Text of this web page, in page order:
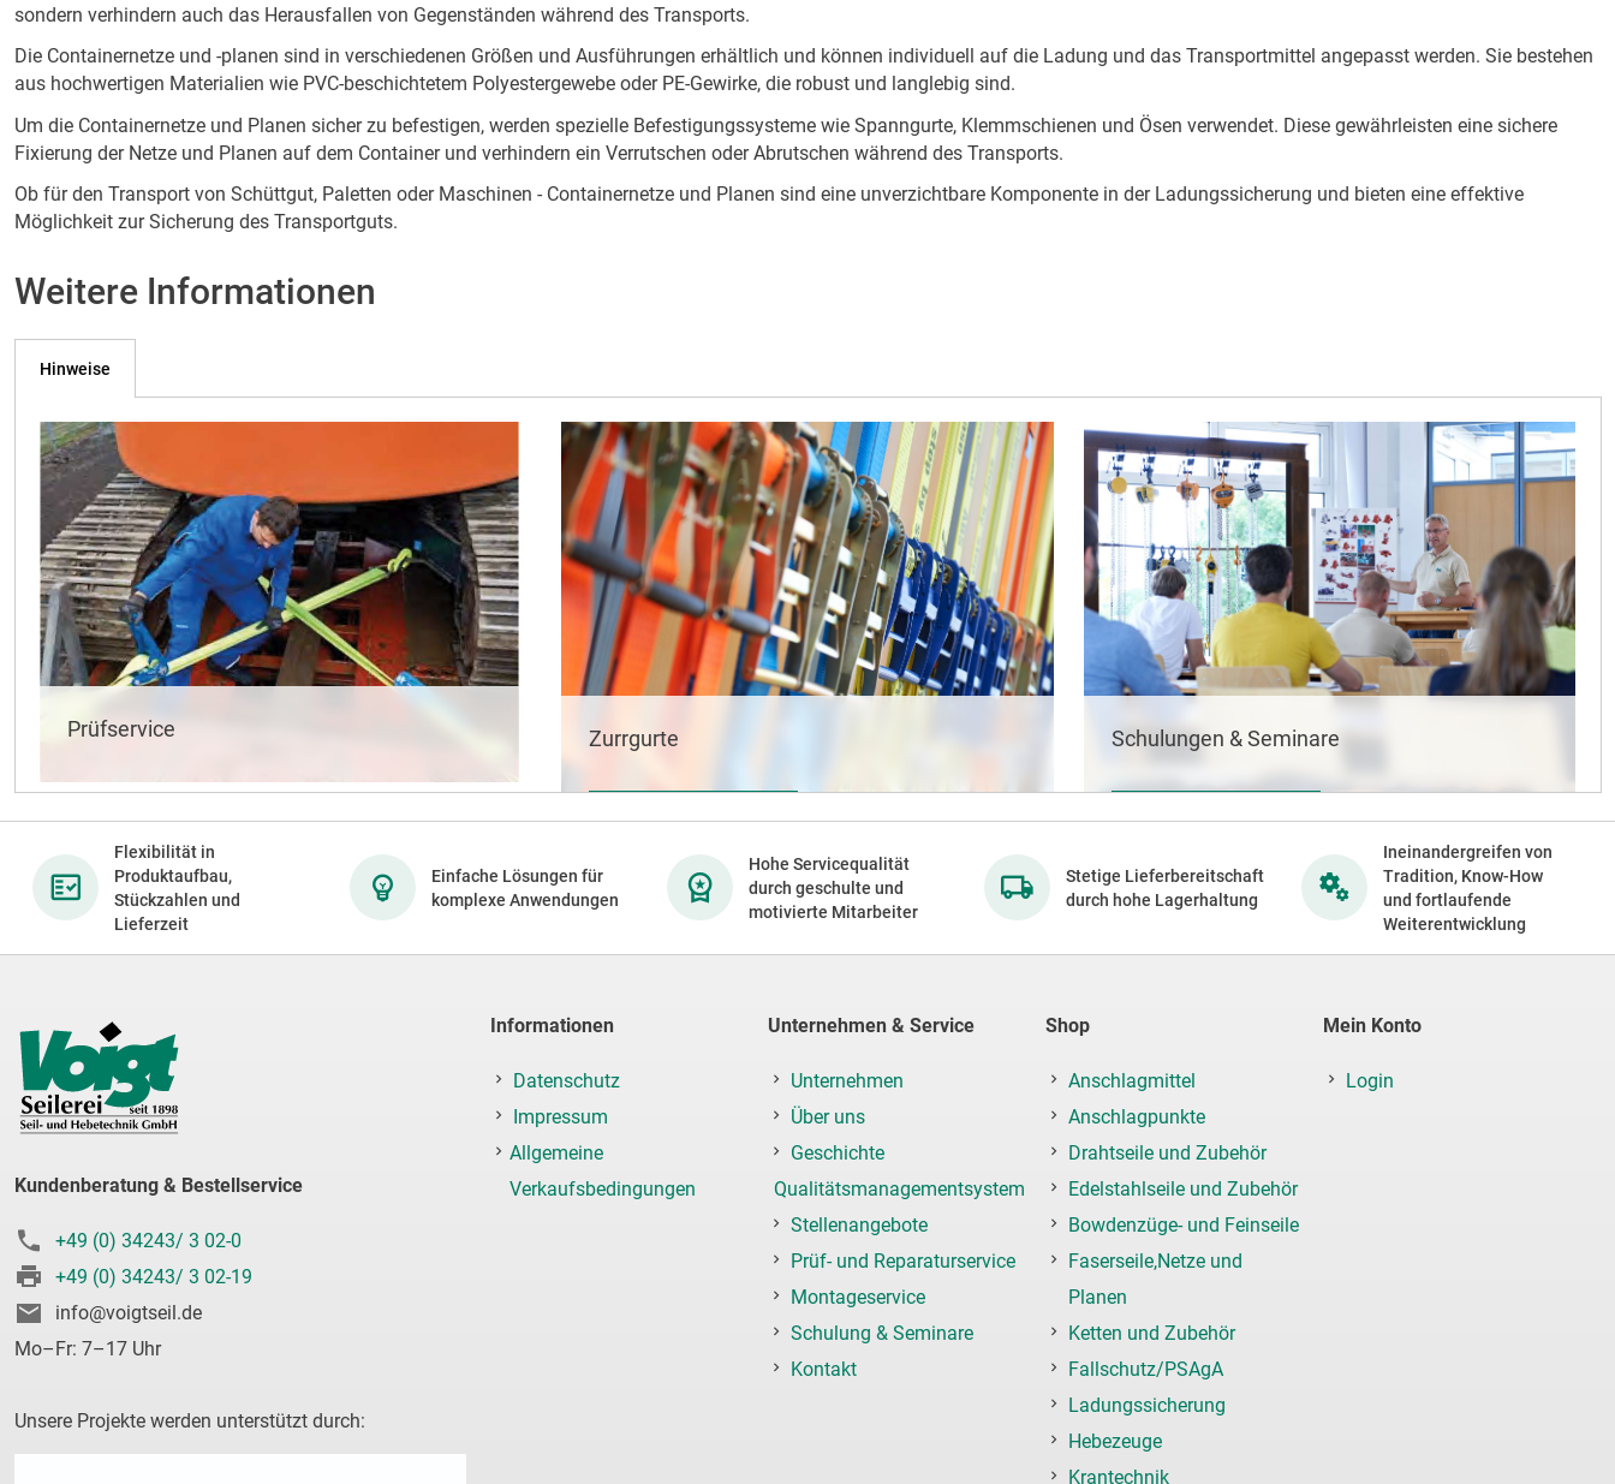
sondern verhindern auch das Herausfallen von Gegenständen während des Transports.
Die Containernetze und -planen sind in verschiedenen Größen und Ausführungen erhältlich und können individuell auf die Ladung und das Transportmittel angepasst werden. Sie bestehen
aus hochwertigen Materialien wie PVC-beschichtetem Polyestergewebe oder PE-Gewirke, die robust und langlebig sind.
Um die Containernetze und Planen sicher zu befestigen, werden spezielle Befestigungssysteme wie Spanngurte, Klemmschienen und Ösen verwendet. Diese gewährleisten eine sichere
Fixierung der Netze und Planen auf dem Container und verhindern ein Verrutschen oder Abrutschen während des Transports.
Ob für den Transport von Schüttgut, Paletten oder Maschinen - Containernetze und Planen sind eine unverzichtbare Komponente in der Ladungssicherung und bieten eine effektive
Möglichkeit zur Sicherung des Transportguts.
Weitere Informationen
Hinweise
Prüfservice Zurrgurte
MEHR ERFAHREN
Schulungen & Seminare
MEHR ERFAHREN
Flexibilität in
Produktaufbau,
Stückzahlen und
Lieferzeit
Einfache Lösungen für
komplexe Anwendungen
Hohe Servicequalität
durch geschulte und
motivierte Mitarbeiter
Stetige Lieferbereitschaft
durch hohe Lagerhaltung
Ineinandergreifen von
Tradition, Know-How
und fortlaufende
Weiterentwicklung
Kundenberatung & Bestellservice
+49 (0) 34243/ 3 02-0
+49 (0) 34243/ 3 02-19
info@voigtseil.de
Mo–Fr: 7–17 Uhr
Unsere Projekte werden unterstützt durch:
Informationen
Datenschutz
Impressum
Allgemeine
Verkaufsbedingungen
Unternehmen & Service
Unternehmen
Über uns
Geschichte
Qualitätsmanagementsystem
Stellenangebote
Prüf- und Reparaturservice
Montageservice
Schulung & Seminare
Kontakt
Shop
Anschlagmittel
Anschlagpunkte
Drahtseile und Zubehör
Edelstahlseile und Zubehör
Bowdenzüge- und Feinseile
Faserseile,Netze und
Planen
Ketten und Zubehör
Fallschutz/PSAgA
Ladungssicherung
Hebezeuge
Krantechnik
Mein Konto
Login